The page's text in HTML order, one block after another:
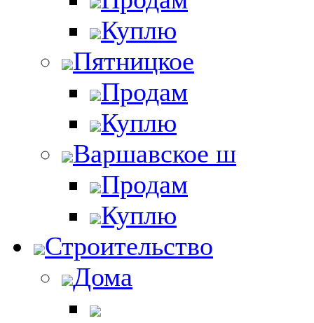
Куплю
Пятницкое
Продам
Куплю
Варшавское ш
Продам
Куплю
Строительство
Дома